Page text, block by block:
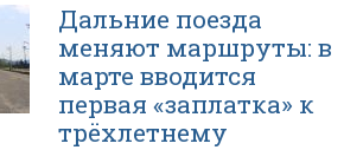
Дальние поезда
меняют маршруты: в
марте вводится
первая «заплатка» к
трёхлетнему